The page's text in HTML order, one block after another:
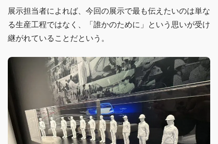
展示担当者によれば、今回の展示で最も伝えたいのは単な
る生産工程ではなく、「誰かのために」という思いが受け
継がれていることだという。